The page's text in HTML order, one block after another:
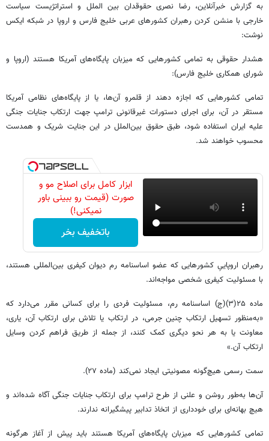
به گزارش خبرآنلاین، رضا نصری حقوقدان بین الملل و استراتژیست سیاست
خارجی با منشن کردن رهبران کشورهای عربی خلیج فارس و اروپا در شبکه ایکس
نوشت:
هشدار حقوقی به تمامی کشورهایی که میزبان پایگاه‌های آمریکا هستند (اروپا و
شورای همکاری خلیج فارس):
تمامی کشورهایی که اجازه دهند از قلمرو آن‌ها، یا از پایگاه‌های نظامی آمریکا
مستقر در آن، برای اجرای دستورات غیرقانونی ترامپ جهت ارتکاب جنایات جنگی
علیه ایران استفاده شود، طبق حقوق بین‌الملل در این جنایت شریک و همدست
محسوب خواهند شد.
ابزار کامل برای اصلاح مو و
صورت (قیمت رو ببینی باور
نمیکنی!)
باتخفیف بخر
رهبران اروپاییِ کشورهایی که عضو اساسنامه رم دیوان کیفری بین‌المللی هستند،
با مسئولیت کیفری شخصی مواجه‌اند.
ماده ۲۵(۳)(ج) اساسنامه رم، مسئولیت فردی را برای کسانی مقرر می‌دارد که
«به‌منظور تسهیل ارتکاب چنین جرمی، در ارتکاب یا تلاش برای ارتکاب آن، یاری،
معاونت یا به هر نحو دیگری کمک کنند، از جمله از طریق فراهم کردن وسایل
ارتکاب آن.»
سمت رسمی هیچ‌گونه مصونیتی ایجاد نمی‌کند (ماده ۲۷).
آن‌ها به‌طور روشن و علنی از طرح ترامپ برای ارتکاب جنایات جنگی آگاه شده‌اند و
هیچ بهانه‌ای برای خودداری از اتخاذ تدابیر پیشگیرانه ندارند.
تمامی کشورهایی که میزبان پایگاه‌های آمریکا هستند باید پیش از آغاز هرگونه